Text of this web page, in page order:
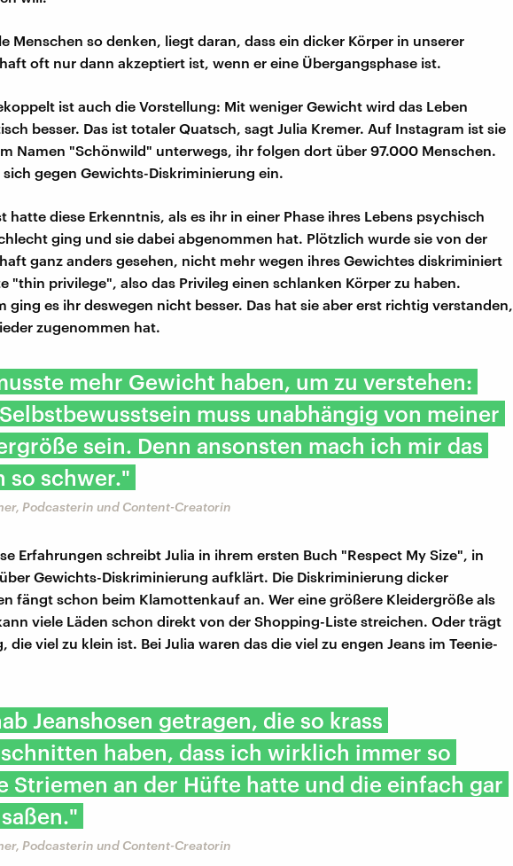
Menschen so denken, liegt daran, dass ein dicker Körper in unserer
oft nur dann akzeptiert ist, wenn er eine Übergangsphase ist.
ist auch die Vorstellung: Mit weniger Gewicht wird das Leben
besser. Das ist totaler Quatsch, sagt Julia Kremer. Auf Instagram ist sie
Namen "Schönwild" unterwegs, ihr folgen dort über 97.000 Menschen.
sich gegen Gewichts-Diskriminierung ein.
hatte diese Erkenntnis, als es ihr in einer Phase ihres Lebens psychisch
ging und sie dabei abgenommen hat. Plötzlich wurde sie von der
ganz anders gesehen, nicht mehr wegen ihres Gewichtes diskriminiert
"thin privilege", also das Privileg einen schlanken Körper zu haben.
ging es ihr deswegen nicht besser. Das hat sie aber erst richtig verstanden,
zugenommen hat.
mehr Gewicht haben, um zu verstehen:
muss unabhängig von meiner
sein. Denn ansonsten mach ich mir das
so schwer."
Podcasterin und Content-Creatorin
Erfahrungen schreibt Julia in ihrem ersten Buch "Respect My Size", in
Gewichts-Diskriminierung aufklärt. Die Diskriminierung dicker
fängt schon beim Klamottenkauf an. Wer eine größere Kleidergröße als
viele Läden schon direkt von der Shopping-Liste streichen. Oder trägt
die viel zu klein ist. Bei Julia waren das die viel zu engen Jeans im Teenie-
Jeanshosen getragen, die so krass
haben, dass ich wirklich immer so
Striemen an der Hüfte hatte und die einfach gar
Podcasterin und Content-Creatorin